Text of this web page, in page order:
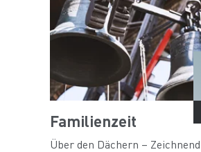
Familienzeit
Über den Dächern –